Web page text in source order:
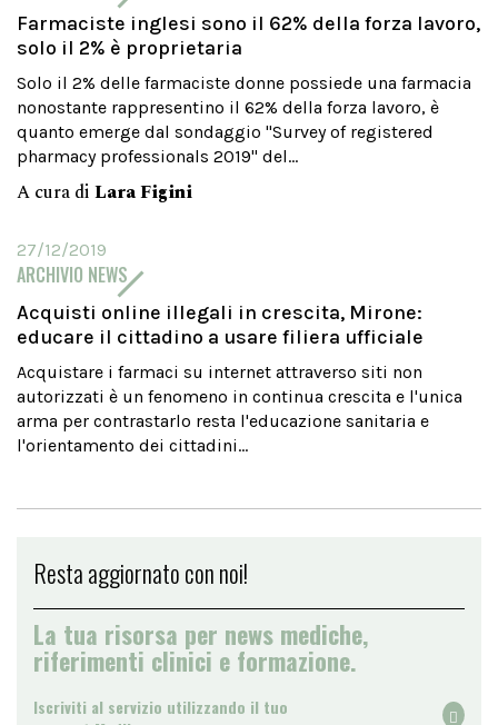
Farmaciste inglesi sono il 62% della forza lavoro,
solo il 2% è proprietaria
Solo il 2% delle farmaciste donne possiede una farmacia
nonostante rappresentino il 62% della forza lavoro, è
quanto emerge dal sondaggio "Survey of registered
pharmacy professionals 2019" del...
A cura di Lara Figini
27/12/2019
ARCHIVIO NEWS
Acquisti online illegali in crescita, Mirone:
educare il cittadino a usare filiera ufficiale
Acquistare i farmaci su internet attraverso siti non
autorizzati è un fenomeno in continua crescita e l'unica
arma per contrastarlo resta l'educazione sanitaria e
l'orientamento dei cittadini...
Resta aggiornato con noi!
La tua risorsa per news mediche,
riferimenti clinici e formazione.
Iscriviti al servizio utilizzando il tuo